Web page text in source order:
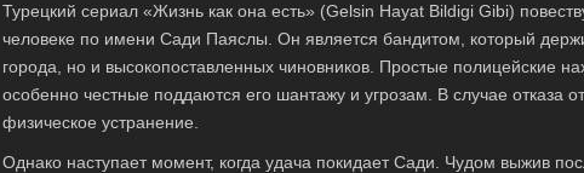
Турецкий сериал «Жизнь как она есть» (Gelsin Hayat Bildigi Gibi)
человеке по имени Сади Паяслы. Он является бандитом, который
города, но и высокопоставленных чиновников. Простые полицейские
особенно честные поддаются его шантажу и угрозам. В случае отказа
физическое устранение.
Однако наступает момент, когда удача покидает Сади. Чудом выжив